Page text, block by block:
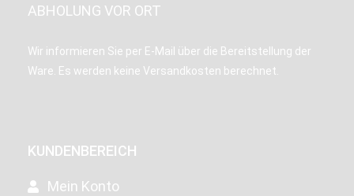
ABHOLUNG VOR ORT
Wir informieren Sie per E-Mail über die Bereitstellung der
Ware. Es werden keine Versandkosten berechnet.
KUNDENBEREICH
Mein Konto